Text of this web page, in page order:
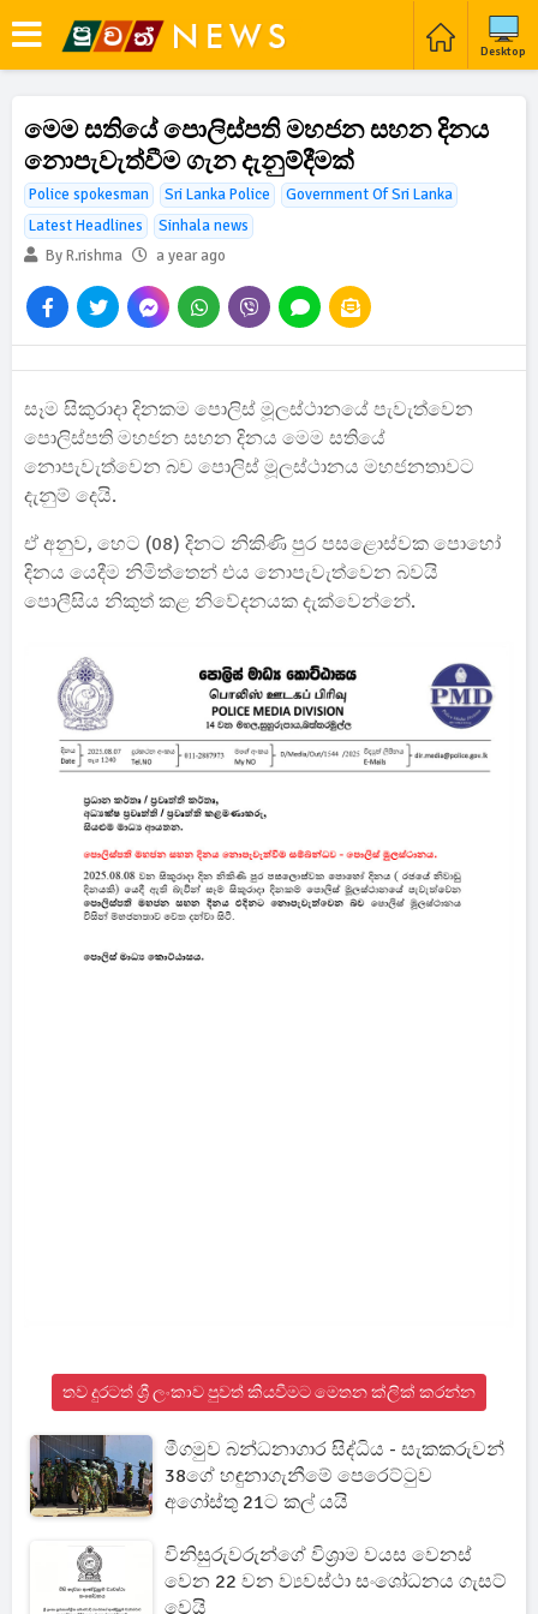
Desktop
මෙම සතියේ පොලිස්පති මහජන සහන දිනය
නොපැවැත්වීම ගැන දැනුම්දීමක්
Police spokesman Sri Lanka Police
Government Of Sri Lanka
Latest Headlines
Sinhala news
By R.rishma
a year ago
සෑම සිකුරාදා දිනකම පොලිස් මූලස්ථානයේ පැවැත්වෙන
පොලිස්පති මහජන සහන දිනය මෙම සතියේ
නොපැවැත්වෙන බව පොලිස් මූලස්ථානය මහජනතාවට
දැනුම් දෙයි.
ඒ අනුව, හෙට (08) දිනට නිකිණි පුර පසළොස්වක පොහෝ
දිනය යෙදීම නිමිත්තෙන් එය නොපැවැත්වෙන බවයි
පොලීසිය නිකුත් කළ නිවේදනයක දැක්වෙන්නේ.
තව දුරටත් ශ්‍රී ලංකාව පුවත් කියවීමට මෙතන ක්ලික් කරන්න
මීගමුව බන්ධනාගාර සිද්ධිය - සැකකරුවන්
38ගේ හඳුනාගැනීමේ පෙරෙට්ටුව
අගෝස්තු 21ට කල් යයි
විනිසුරුවරුන්ගේ විශ්‍රාම වයස වෙනස්
වෙන 22 වන ව්‍යවස්ථා සංශෝධනය ගැසට්
වෙයි